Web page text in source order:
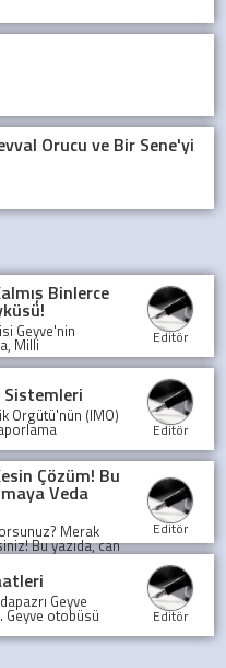
Orucu ve Bir Sene'yi
Binlerce
Geyve'nin
Milli
uzanan
Bu binlerce
sizi bekliyor!
Editör
Sistemleri
Örgütü'nün (IMO)
ve
kazaları önlüyor
Editör
Çözüm! Bu
Veda
Merak
Bu yazıda, can
birbirinden
Editör
Geyve
otobüsü
son
tarifesi, geyve
Editör